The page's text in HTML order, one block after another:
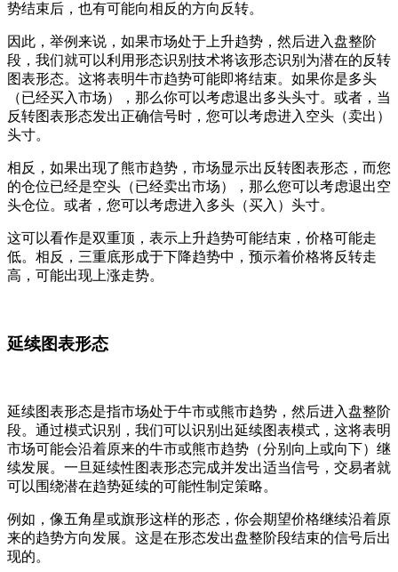
势结束后，也有可能向相反的方向反转。
因此，举例来说，如果市场处于上升趋势，然后进入盘整阶
段，我们就可以利用形态识别技术将该形态识别为潜在的反转
图表形态。这将表明牛市趋势可能即将结束。如果你是多头
（已经买入市场），那么你可以考虑退出多头头寸。或者，当
反转图表形态发出正确信号时，您可以考虑进入空头（卖出）
头寸。
相反，如果出现了熊市趋势，市场显示出反转图表形态，而您
的仓位已经是空头（已经卖出市场），那么您可以考虑退出空
头仓位。或者，您可以考虑进入多头（买入）头寸。
这可以看作是双重顶，表示上升趋势可能结束，价格可能走
低。相反，三重底形成于下降趋势中，预示着价格将反转走
高，可能出现上涨走势。
延续图表形态
延续图表形态是指市场处于牛市或熊市趋势，然后进入盘整阶
段。通过模式识别，我们可以识别出延续图表模式，这将表明
市场可能会沿着原来的牛市或熊市趋势（分别向上或向下）继
续发展。一旦延续性图表形态完成并发出适当信号，交易者就
可以围绕潜在趋势延续的可能性制定策略。
例如，像五角星或旗形这样的形态，你会期望价格继续沿着原
来的趋势方向发展。这是在形态发出盘整阶段结束的信号后出
现的。